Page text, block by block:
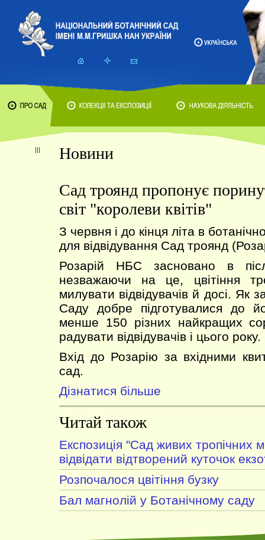
Новини
Сад троянд пропонує
світ "королеви квітів"
З червня і до кінця літа в
для відвідування Сад троянд
Розарій НБС засновано в
незважаючи на це, цвітіння
милувати відвідувачів й досі. Як
Саду добре підготувалися до
менше 150 різних найкращих
радувати відвідувачів і цього року.
Вхід до Розарію за вхідними
сад.
Дізнатися більше
Читай також
Експозиція "Сад живих тропічних
відвідати відтворений куточок
Розпочалося цвітіння бузку
Бал магнолій у Ботанічному саду